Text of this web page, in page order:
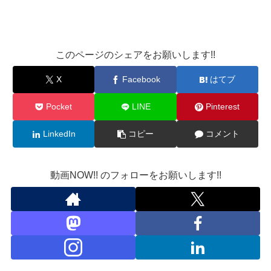
このページのシェアをお願いします!!
X Facebook はてブ
Pocket LINE Pinterest
LinkedIn コピー コメント
動画NOW!! のフォローをお願いします!!